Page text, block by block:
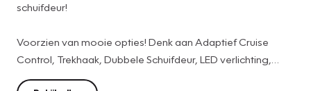
schuifdeur!
Voorzien van mooie opties! Denk aan Adaptief Cruise
Control, Trekhaak, Dubbele Schuifdeur, LED verlichting,
Navigatie, Laadruimtebetimmering, Parkeersensoren voor